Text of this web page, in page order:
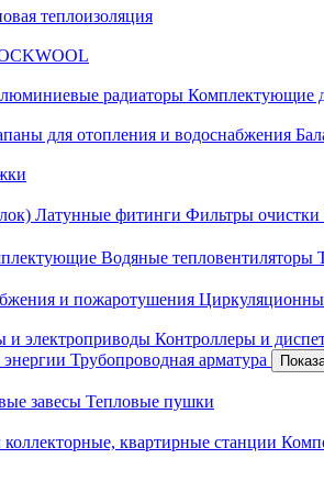
теплоизоляция
радиаторы Комплектующие
для отопления и водоснабжения
Латунные фитинги Фильтры очистки
Водяные тепловентиляторы
и пожаротушения
и электроприводы Контроллеры и
Трубопроводная арматура
завесы Тепловые пушки
квартирные станции